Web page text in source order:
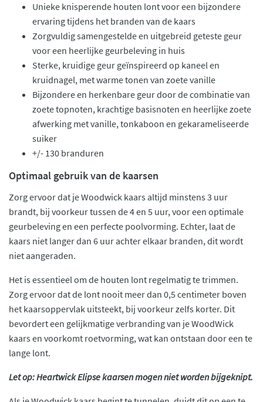
Unieke knisperende houten lont voor een bijzondere
ervaring tijdens het branden van de kaars
Zorgvuldig samengestelde en uitgebreid geteste geur
voor een heerlijke geurbeleving in huis
Sterke, kruidige geur geïnspireerd op kaneel en
kruidnagel, met warme tonen van zoete vanille
Bijzondere en herkenbare geur door de combinatie van
zoete topnoten, krachtige basisnoten en heerlijke zoete
afwerking met vanille, tonkaboon en gekarameliseerde
suiker
+/- 130 branduren
Optimaal gebruik van de kaarsen
Zorg ervoor dat je Woodwick kaars altijd minstens 3 uur
brandt, bij voorkeur tussen de 4 en 5 uur, voor een optimale
geurbeleving en een perfecte poolvorming. Echter, laat de
kaars niet langer dan 6 uur achter elkaar branden, dit wordt
niet aangeraden.
Het is essentieel om de houten lont regelmatig te trimmen.
Zorg ervoor dat de lont nooit meer dan 0,5 centimeter boven
het kaarsoppervlak uitsteekt, bij voorkeur zelfs korter. Dit
bevordert een gelijkmatige verbranding van je WoodWick
kaars en voorkomt roetvorming, wat kan ontstaan door een te
lange lont.
Let op: Heartwick Elipse kaarsen mogen niet worden bijgeknipt.